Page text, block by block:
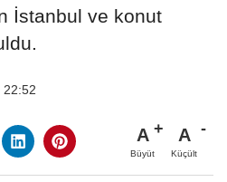
İstanbul ve konut
22:52
A
Büyüt
A
Küçült